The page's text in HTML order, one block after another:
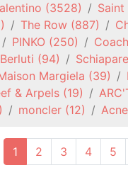
(3528) Saint
The Row (887)
PINKO (250) Coach
Berluti (94)
Margiela (39)
& Arpels (19)
moncler (12) Acne
1 2 3 4 5